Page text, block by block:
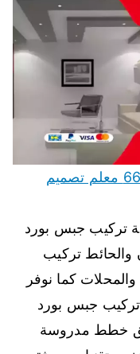
تركيب جبس بورد الصبية 66406055 معلم تصميم
تركيب جبس بورد
تركيب
كما نوفر
تركيب جبس بورد
خطط مدروسة